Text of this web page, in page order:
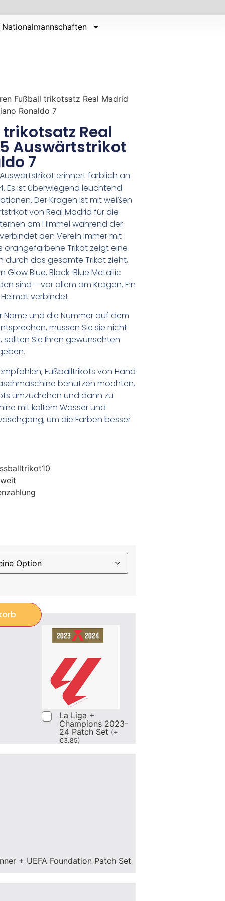
Nationalmannschaften
Fußball trikotsatz Real Madrid
Ronaldo 7
Real
Auswärtstrikot
7
erinnert farblich an
Es ist überwiegend leuchtend
Der Kragen ist mit weißen
von Real Madrid für die
am Himmel während der
den Verein immer mit
orangefarbene Trikot zeigt eine
durch das gesamte Trikot zieht,
Blue, Black-Blue Metallic
sind – vor allem am Kragen. Ein
verbindet.
Name und die Nummer auf dem
müssen Sie sie nicht
Sie Ihren gewünschten
Fußballtrikots von Hand
benutzen möchten,
umzudrehen und dann zu
mit kaltem Wasser und
um die Farben besser
La Liga +
Champions 2023-
24 Patch Set (+
€3.85)
+ UEFA Foundation Patch Set